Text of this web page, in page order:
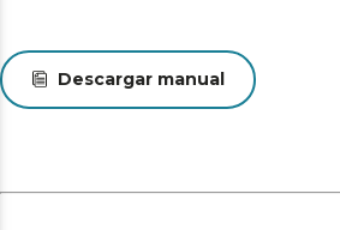
Descargar manual